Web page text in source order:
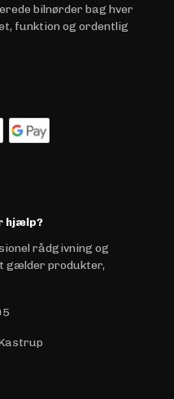
bilnørder bag hver
funktion og ordentlig
hjælp?
rådgivning og
gælder produkter,